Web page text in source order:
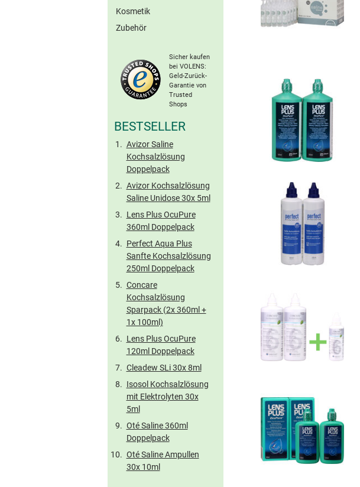
Kosmetik
Zubehör
Sicher kaufen
bei VOLENS:
Geld-Zurück-
Garantie von
Trusted
Shops
BESTSELLER
Avizor Saline
Kochsalzlösung
Doppelpack
Avizor Kochsalzlösung
Saline Unidose 30x 5ml
Lens Plus OcuPure
360ml Doppelpack
Perfect Aqua Plus
Sanfte Kochsalzlösung
250ml Doppelpack
Concare
Kochsalzlösung
Sparpack (2x 360ml +
1x 100ml)
Lens Plus OcuPure
120ml Doppelpack
Cleadew SLi 30x 8ml
Isosol Kochsalzlösung
mit Elektrolyten 30x
5ml
Oté Saline 360ml
Doppelpack
Oté Saline Ampullen
30x 10ml